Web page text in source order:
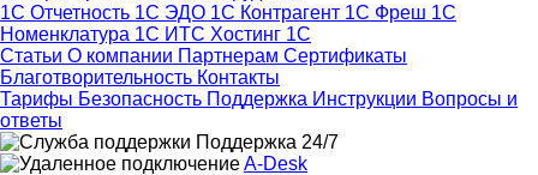
1С Отчетность 1С ЭДО 1С Контрагент 1С Фреш 1С
Номенклатура 1С ИТС Хостинг 1С
Статьи О компании Партнерам Сертификаты
Благотворительность Контакты
Тарифы Безопасность Поддержка Инструкции Вопросы и
ответы
Поддержка 24/7
A-Desk